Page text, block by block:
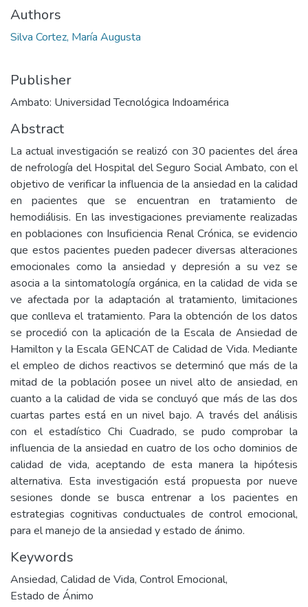
Authors
Silva Cortez, María Augusta
Publisher
Ambato: Universidad Tecnológica Indoamérica
Abstract
La actual investigación se realizó con 30 pacientes del área
de nefrología del Hospital del Seguro Social Ambato, con el
objetivo de verificar la influencia de la ansiedad en la calidad
en pacientes que se encuentran en tratamiento de
hemodiálisis. En las investigaciones previamente realizadas
en poblaciones con Insuficiencia Renal Crónica, se evidencio
que estos pacientes pueden padecer diversas alteraciones
emocionales como la ansiedad y depresión a su vez se
asocia a la sintomatología orgánica, en la calidad de vida se
ve afectada por la adaptación al tratamiento, limitaciones
que conlleva el tratamiento. Para la obtención de los datos
se procedió con la aplicación de la Escala de Ansiedad de
Hamilton y la Escala GENCAT de Calidad de Vida. Mediante
el empleo de dichos reactivos se determinó que más de la
mitad de la población posee un nivel alto de ansiedad, en
cuanto a la calidad de vida se concluyó que más de las dos
cuartas partes está en un nivel bajo. A través del análisis
con el estadístico Chi Cuadrado, se pudo comprobar la
influencia de la ansiedad en cuatro de los ocho dominios de
calidad de vida, aceptando de esta manera la hipótesis
alternativa. Esta investigación está propuesta por nueve
sesiones donde se busca entrenar a los pacientes en
estrategias cognitivas conductuales de control emocional,
para el manejo de la ansiedad y estado de ánimo.
Keywords
Ansiedad, Calidad de Vida, Control Emocional,
Estado de Ánimo